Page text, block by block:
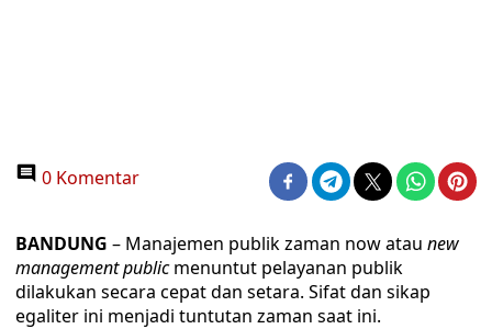
0 Komentar
BANDUNG – Manajemen publik zaman now atau new
management publicmenuntut pelayanan publik
dilakukan secara cepat dan setara. Sifat dan sikap
egaliter ini menjadi tuntutan zaman saat ini.